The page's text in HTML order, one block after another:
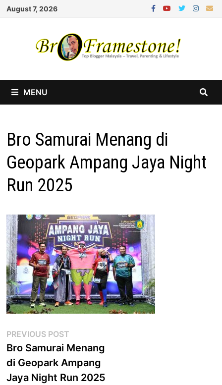
Skip
August 7, 2026
MENU
Bro Samurai Menang di
Geopark Ampang Jaya Night
Run 2025
Post
navigation
PREVIOUS POST
post:
Bro Samurai Menang
di Geopark Ampang
Jaya Night Run 2025